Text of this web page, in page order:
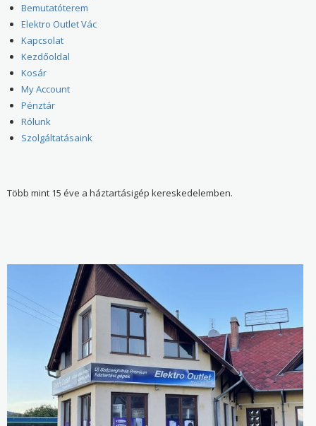
Bemutatóterem
Elektro Outlet Vác
Kapcsolat
Kezdőoldal
Kosár
My Account
Pénztár
Rólunk
Szolgáltatásaink
Több mint 15 éve a háztartásigép kereskedelemben.